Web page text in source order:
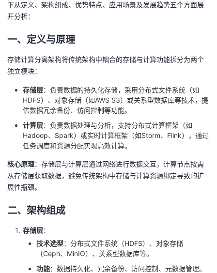
发
我
博
客
的
论
坛
我
的
圈
子
我
的
直
我
的
我
开
者
我
的
课
我
的
我
的
Programs
我
支
我
的
技
术
我
的
云
下从定义、架构组成、优势特点、应用场景及发展趋势五个方面展
开分析：
一、定义与原理
存储计算分离架构将传统架构中耦合的存储与计算功能拆分为两个
独立模块：
存储层：负责数据的持久化存储，采用分布式文件系统（如
HDFS）、对象存储（如AWS S3）或关系型数据库等技术，提
供数据冗余备份、访问控制等功能。
计算层：负责数据处理与分析，支持分布式计算框架（如
Hadoop、Spark）或实时计算框架（如Storm、Flink），通过
任务调度和资源分配实现高效计算。
核心原理：存储层与计算层通过网络进行数据交互，计算节点按需
从存储层获取数据，避免传统架构中存储与计算资源绑定导致的扩
展性瓶颈。
二、架构组成
存储层：
技术选型：分布式文件系统（HDFS）、对象存储
（Ceph、MinIO）、关系型数据库等。
功能：数据持久化、冗余备份、访问控制、元数据管理。